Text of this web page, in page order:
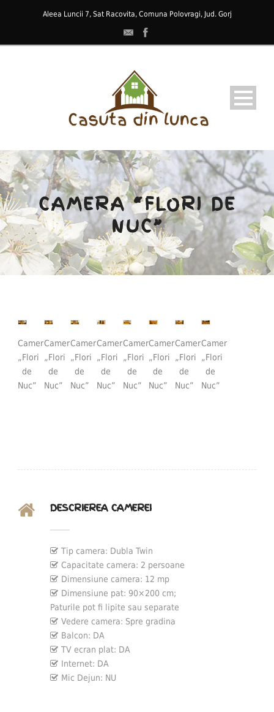
Aleea Luncii 7, Sat Racovita, Comuna Polovragi, Jud. Gorj
CAMERA “FLORI DE
NUC”
Camera
„Flori
de
Nuc”
Camera
„Flori
de
Nuc”
Camera
„Flori
de
Nuc”
Camera
„Flori
de
Nuc”
Camera
„Flori
de
Nuc”
Camera
„Flori
de
Nuc”
Camera
„Flori
de
Nuc”
Camera
„Flori
de
Nuc”
DESCRIEREA CAMEREI
Tip camera: Dubla Twin
Capacitate camera: 2 persoane
Dimensiune camera: 12 mp
Dimensiune pat: 90×200 cm;
Paturile pot fi lipite sau separate
Vedere camera: Spre gradina
Balcon: DA
TV ecran plat: DA
Internet: DA
Mic Dejun: NU